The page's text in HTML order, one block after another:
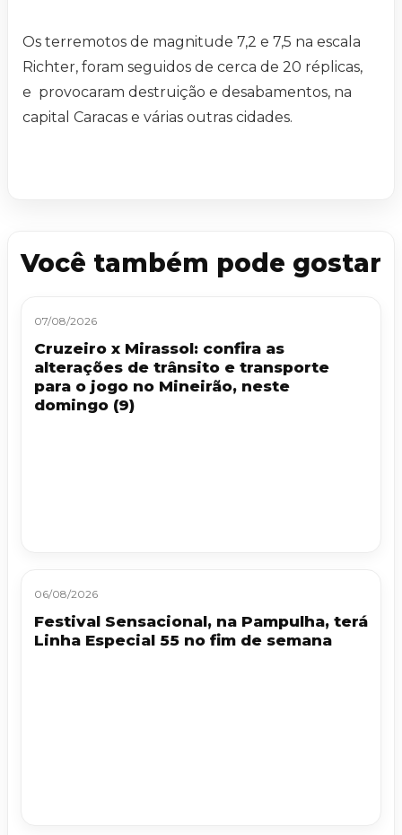
Os terremotos de magnitude 7,2 e 7,5 na escala
Richter, foram seguidos de cerca de 20 réplicas,
e provocaram destruição e desabamentos, na
capital Caracas e várias outras cidades.
Você também pode gostar
07/08/2026
Cruzeiro x Mirassol: confira as
alterações de trânsito e transporte
para o jogo no Mineirão, neste
domingo (9)
06/08/2026
Festival Sensacional, na Pampulha, terá
Linha Especial 55 no fim de semana